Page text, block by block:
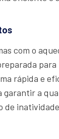
com o
rápida e
garantir a
de